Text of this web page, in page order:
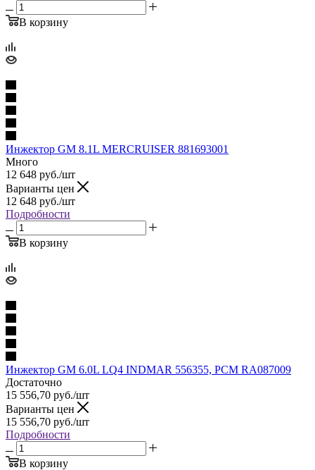
В корзину
Инжектор GM 8.1L MERCRUISER 881693001
Много
12 648 руб./шт
Варианты цен
12 648 руб./шт
Подробности
В корзину
Инжектор GM 6.0L LQ4 INDMAR 556355, PCM RA087009
Достаточно
15 556,70 руб./шт
Варианты цен
15 556,70 руб./шт
Подробности
В корзину